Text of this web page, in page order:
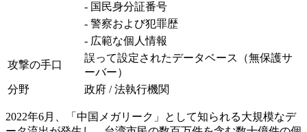
- 国民身分証番号
- 警察および犯罪歴
- 広範な個人情報
攻撃の手口
誤って設定されたデータベース（無保護サ
ーバー）
分野
政府 / 法執行機関
2022年6月、「中国メガリーク」として知られる大規模なデ